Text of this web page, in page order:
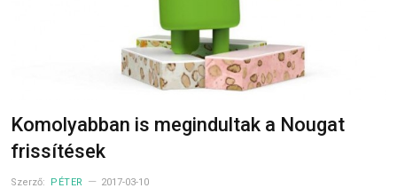
Komolyabban is megindultak a Nougat
frissítések
Szerző: PÉTER 2017-03-10